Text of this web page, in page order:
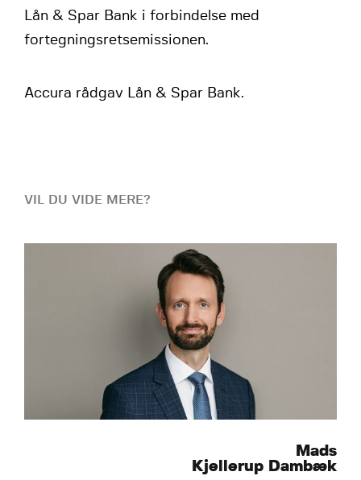
Lån & Spar Bank i forbindelse med
fortegningsretsemissionen.
Accura rådgav Lån & Spar Bank.
VIL DU VIDE MERE?
Mads
Kjellerup Dambæk